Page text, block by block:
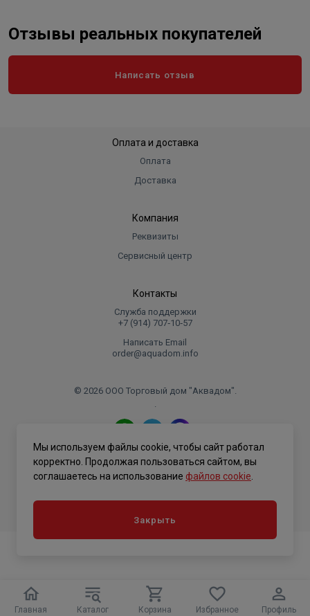
Главная Каталог Корзина Избранное Профиль
Отзывы реальных покупателей
Написать отзыв
Оплата и доставка
Оплата
Доставка
Компания
Реквизиты
Сервисный центр
Контакты
Служба поддержки
+7 (914) 707‑10‑57
Написать Email
order@aquadom.info
© 2026 ООО Торговый дом "Аквадом".
.
Политика конфиденциальности
Мы используем файлы cookie, чтобы сайт работал
корректно. Продолжая пользоваться сайтом, вы
соглашаетесь на использование файлов cookie
Закрыть